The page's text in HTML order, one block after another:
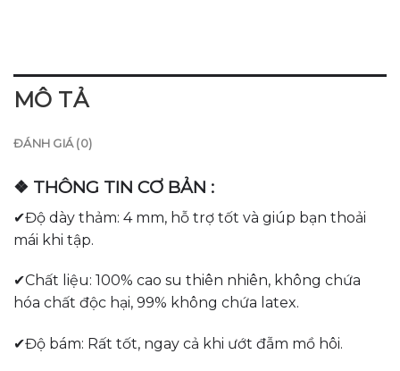
MÔ TẢ
ĐÁNH GIÁ (0)
❖ THÔNG TIN CƠ BẢN :
✔Độ dày thảm: 4 mm, hỗ trợ tốt và giúp bạn thoải
mái khi tập.
✔Chất liệu: 100% cao su thiên nhiên, không chứa
hóa chất độc hại, 99% không chứa latex.
✔Độ bám: Rất tốt, ngay cả khi ướt đẫm mồ hôi.